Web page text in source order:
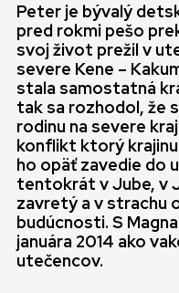
Peter je bývalý
pred rokmi pešo
svoj život prežil v
severe Kene –
stala samostatná
tak sa rozhodol, že
rodinu na severe
konflikt ktorý krajinu
ho opäť zavedie do
tentokrát v Jube, v
zavretý a v strachu
budúcnosti. S
januára 2014 ako
utečencov.